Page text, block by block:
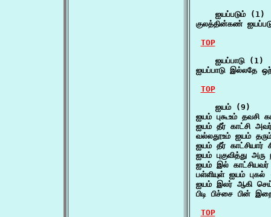
    ஐயப்படும் (1)
குலத்தின்கண்
TOP
    ஐயப்பாடு (1)
ஐயப்பாடு இல்லதே
TOP
    ஐயம் (9)
ஐயம் புகூஉம் தவசி
ஐயம் தீர் காட்சி
வல்லதூஉம் ஐயம்
ஐயம் தீர் காட்சியார்
ஐயம் புகுவித்து
ஐயம் இல்
பள்ளியுள் ஐயம்
ஐயம் இலர் ஆகி
பிடி பிச்சை பின்
TOP